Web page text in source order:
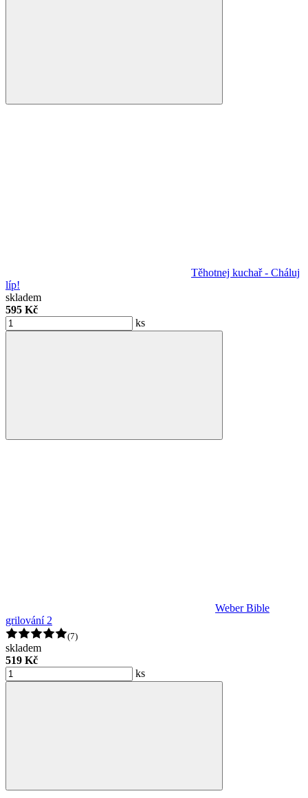
Těhotnej kuchař - Cháluj
líp!
skladem
595 Kč
ks
Weber Bible
grilování 2
(7)
skladem
519 Kč
ks